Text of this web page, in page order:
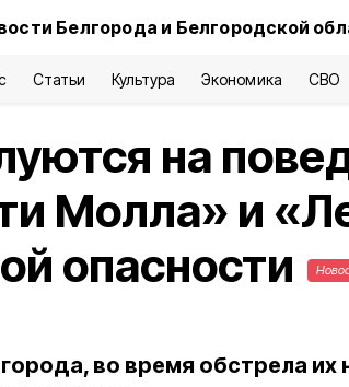
Белгорода и Белгородской
Статьи Культура Экономика СВО
на
Молла» и
опасности
во время обстрела их